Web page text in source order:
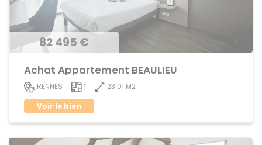
82 495 €
Achat Appartement BEAULIEU
RENNES 1
23.01 M2
Voir le bien